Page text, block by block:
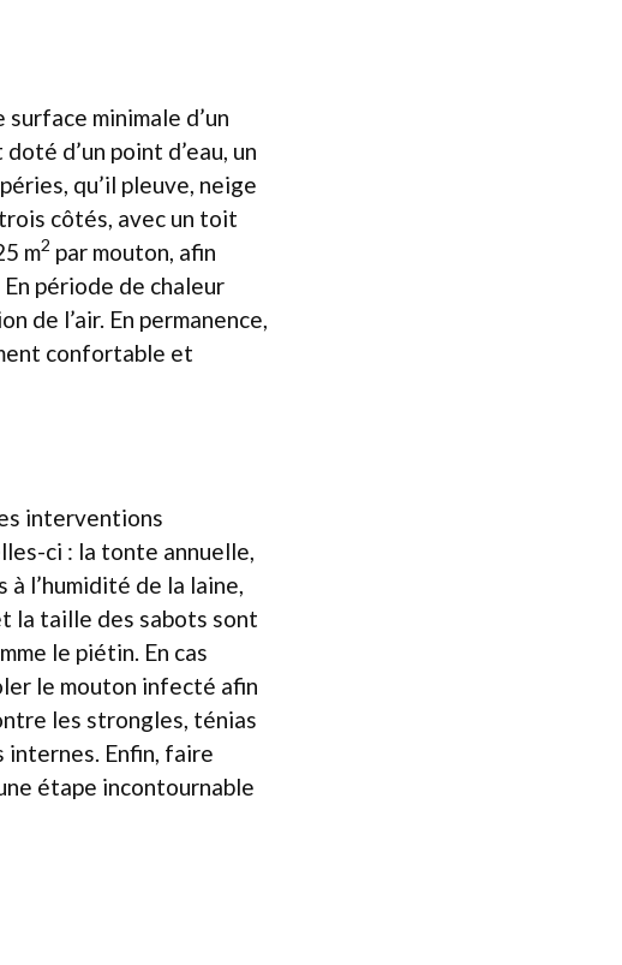
minimale d’un
d’un point d’eau, un
qu’il pleuve, neige
côtés, avec un toit
m2 par mouton, afin
période de chaleur
de l’air. En permanence,
confortable et
interventions
ci : la tonte annuelle,
l’humidité de la laine,
la taille des sabots sont
le piétin. En cas
le mouton infecté afin
les strongles, ténias
internes. Enfin, faire
étape incontournable